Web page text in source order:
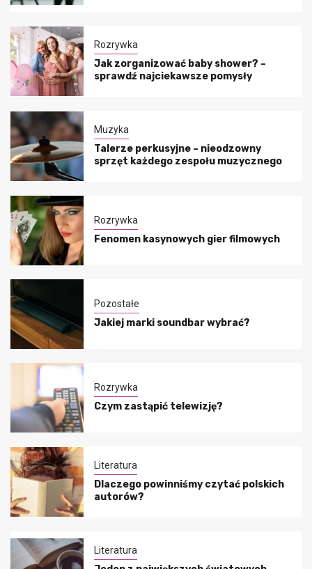
Rozrywka
Jak zorganizować baby shower? –
sprawdź najciekawsze pomysły
Muzyka
Talerze perkusyjne – nieodzowny
sprzęt każdego zespołu muzycznego
Rozrywka
Fenomen kasynowych gier filmowych
Pozostałe
Jakiej marki soundbar wybrać?
Rozrywka
Czym zastąpić telewizję?
Literatura
Dlaczego powinniśmy czytać polskich
autorów?
Literatura